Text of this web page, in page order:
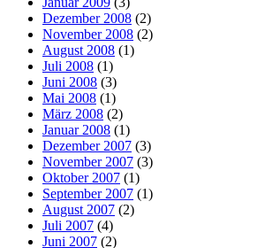
Dezember 2008 (2)
November 2008 (2)
August 2008 (1)
Juli 2008 (1)
Juni 2008 (3)
Mai 2008 (1)
März 2008 (2)
Januar 2008 (1)
Dezember 2007 (3)
November 2007 (3)
Oktober 2007 (1)
September 2007 (1)
August 2007 (2)
Juli 2007 (4)
Juni 2007 (2)